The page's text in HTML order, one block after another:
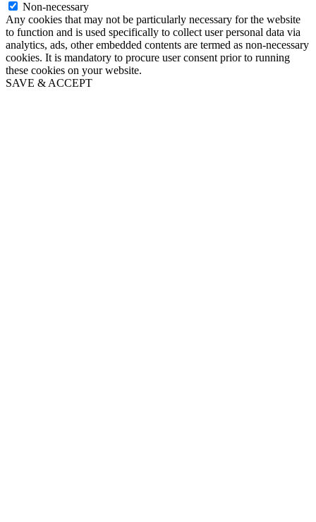
Non-necessary
Any cookies that may not be particularly necessary for the website
to function and is used specifically to collect user personal data via
analytics, ads, other embedded contents are termed as non-necessary
cookies. It is mandatory to procure user consent prior to running
these cookies on your website.
SAVE & ACCEPT